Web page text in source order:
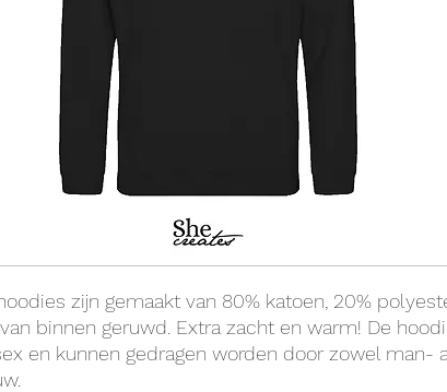
zijn gemaakt van 80% katoen, 20%
binnen geruwd. Extra zacht en warm! De
en kunnen gedragen worden door zowel man-